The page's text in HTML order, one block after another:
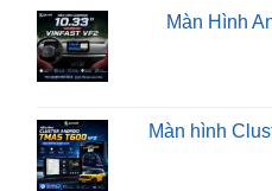
Màn hình
BÀI VIẾT MỚI